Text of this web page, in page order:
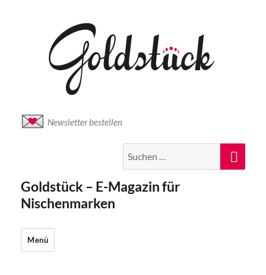
Newsletter bestellen
nach:
Goldstück – E-Magazin für
Nischenmarken
Menü